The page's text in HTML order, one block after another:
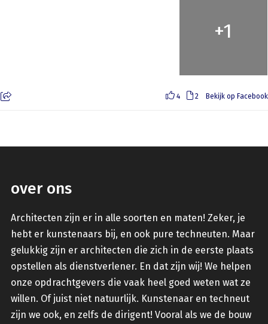
+1
4 2 Bekijk op Facebook
over ons
Architecten zijn er in alle soorten en maten! Zeker, je
hebt er kunstenaars bij, en ook pure techneuten. Maar
gelukkig zijn er architecten die zich in de eerste plaats
opstellen als dienstverlener. En dat zijn wij! We helpen
onze opdrachtgevers die vaak heel goed weten wat ze
willen. Of juist niet natuurlijk. Kunstenaar en techneut
zijn we ook, en zelfs de dirigent! Vooral als we de bouw